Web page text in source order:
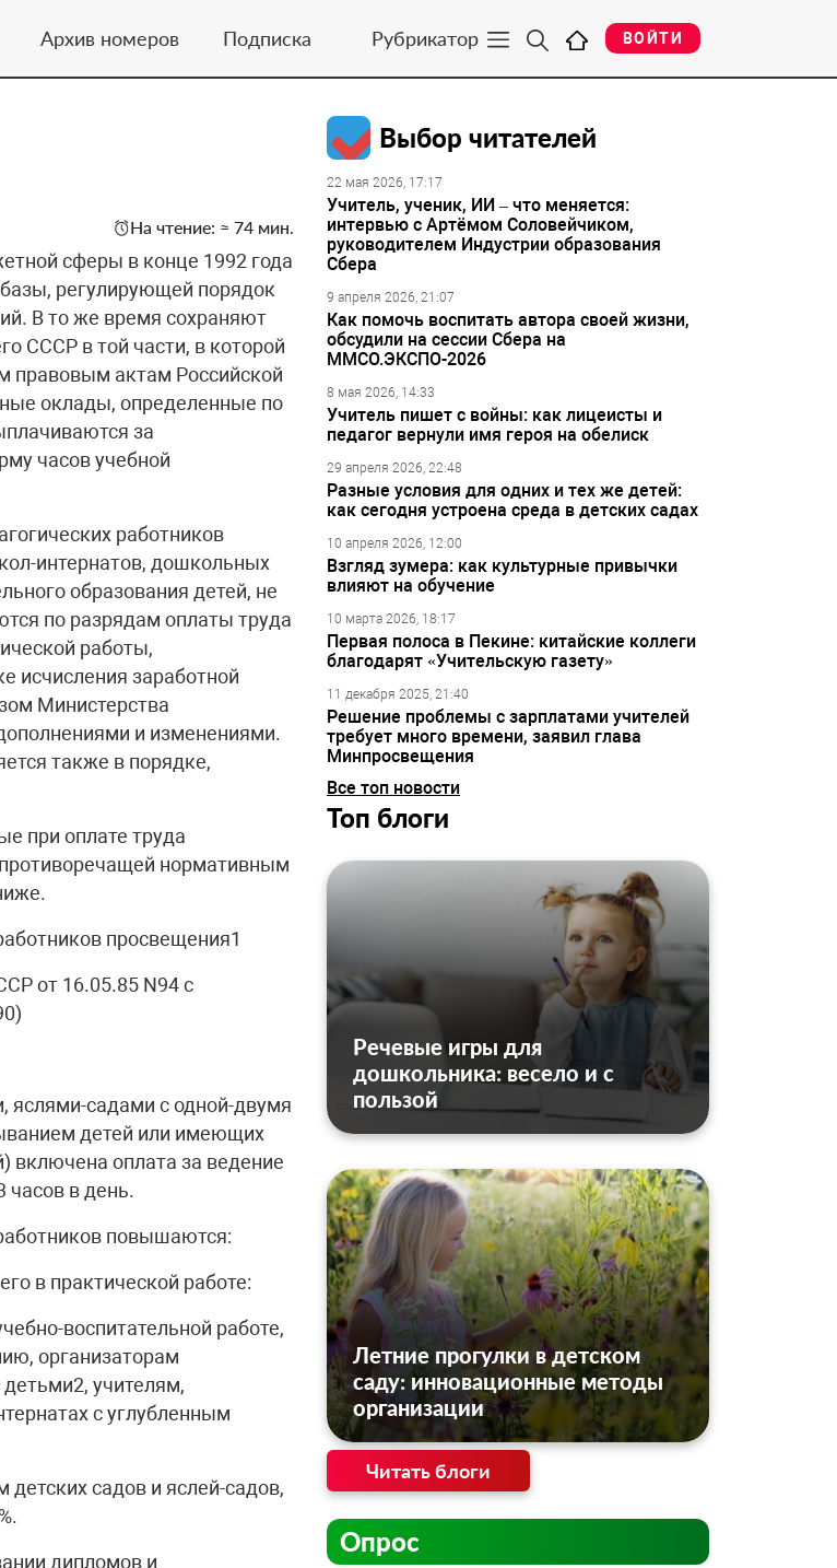
Архив номеров Подписка Рубрикатор ВОЙТИ
На чтение: ≈ 74 мин.
сферы в конце 1992 года
регулирующей порядок
В то же время сохраняют
СССР в той части, в которой
правовым актам Российской
оклады, определенные по
за
часов учебной
работников
интернатов, дошкольных
образования детей, не
по разрядам оплаты труда
работы,
исчисления заработной
Министерства
и изменениями.
также в порядке,
при оплате труда
нормативным
просвещения1
от 16.05.85 N94 с
садами с одной-двумя
детей или имеющих
включена оплата за ведение
часов в день.
повышаются:
в практической работе:
воспитательной работе,
организаторам
учителям,
с углубленным
садов и яслей-садов,
дипломов и
Выбор читателей
22 мая 2026, 17:17
Учитель, ученик, ИИ – что меняется:
интервью с Артёмом Соловейчиком,
руководителем Индустрии образования
Сбера
9 апреля 2026, 21:07
Как помочь воспитать автора своей жизни,
обсудили на сессии Сбера на
ММСО.ЭКСПО-2026
8 мая 2026, 14:33
Учитель пишет с войны: как лицеисты и
педагог вернули имя героя на обелиск
29 апреля 2026, 22:48
Разные условия для одних и тех же детей:
как сегодня устроена среда в детских садах
10 апреля 2026, 12:00
Взгляд зумера: как культурные привычки
влияют на обучение
10 марта 2026, 18:17
Первая полоса в Пекине: китайские коллеги
благодарят «Учительскую газету»
11 декабря 2025, 21:40
Решение проблемы с зарплатами учителей
требует много времени, заявил глава
Минпросвещения
Все топ новости
Топ блоги
Речевые игры для
дошкольника: весело и с
пользой
Летние прогулки в детском
саду: инновационные методы
организации
Читать блоги
Опрос